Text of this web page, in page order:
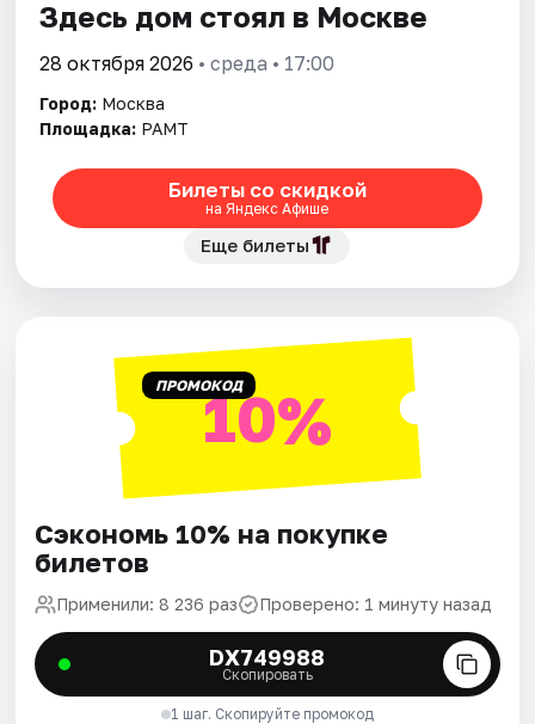
Города
Артисты
Рейтинги
Здесь дом стоял в Москве
28 октября 2026 • среда • 17:00
Город: Москва
Площадка: РАМТ
Билеты со скидкой
на Яндекс Афише
Еще билеты
ПРОМОКОД10%
Сэкономь 10% на покупке
билетов
Применили: 8 236 раз Проверено: 1 минуту назад
DX749988
Скопировать
1 шаг. Скопируйте промокод